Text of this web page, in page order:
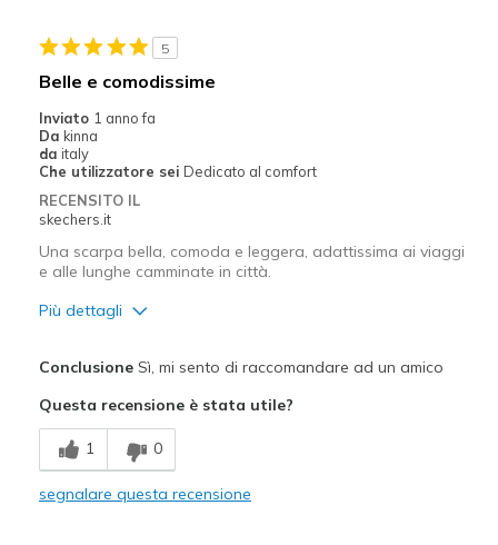
View On Shoes
I'm Into Shoes
5
Belle e comodissime
Inviato 1 anno fa
Da kinna
da italy
Che utilizzatore sei Dedicato al comfort
RECENSITO IL
skechers.it
Una scarpa bella, comoda e leggera, adattissima ai viaggi
e alle lunghe camminate in città.
Più dettagli
Design attrattivo
In stile
ConclusioneSì, mi sento di raccomandare ad un amico
Questa recensione è stata utile?
1 0
segnalare questa recensione